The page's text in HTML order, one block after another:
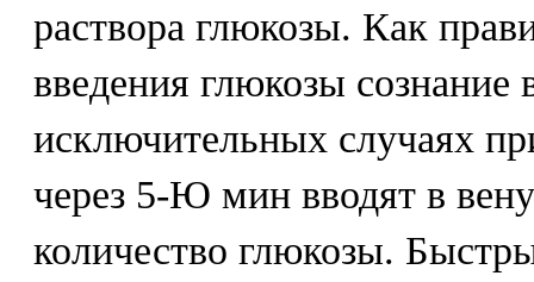
раствора глюкозы. Как
введения глюкозы сознание
исключительных случаях
через 5-Ю мин вводят в
количество глюкозы.